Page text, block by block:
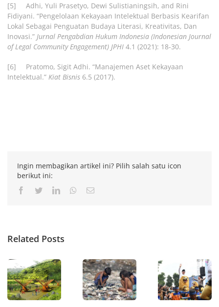
[5] Adhi, Yuli Prasetyo, Dewi Sulistianingsih, and Rini
Fidiyani. “Pengelolaan Kekayaan Intelektual Berbasis Kearifan
Lokal Sebagai Penguatan Budaya Literasi, Kreativitas, Dan
Inovasi.” Jurnal Pengabdian Hukum Indonesia (Indonesian Journal
of Legal Community Engagement) JPHI 4.1 (2021): 18-30.
[6] Pratomo, Sigit Adhi. “Manajemen Aset Kekayaan
Intelektual.” Kiat Bisnis 6.5 (2017).
Ingin membagikan artikel ini? Pilih salah satu icon
berikut ini:
Facebook
TwitterLinkedInWhatsapp
Email
Related Posts